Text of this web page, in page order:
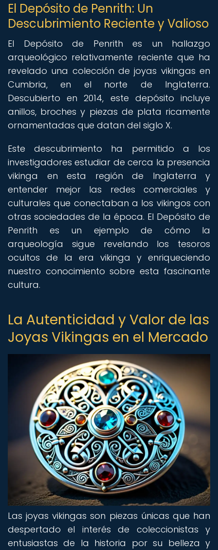
El Depósito de Penrith: Un
Descubrimiento Reciente y Valioso
El Depósito de Penrith es un hallazgo
arqueológico relativamente reciente que ha
revelado una colección de joyas vikingas en
Cumbria, en el norte de Inglaterra.
Descubierto en 2014, este depósito incluye
anillos, broches y piezas de plata ricamente
ornamentadas que datan del siglo X.
Este descubrimiento ha permitido a los
investigadores estudiar de cerca la presencia
vikinga en esta región de Inglaterra y
entender mejor las redes comerciales y
culturales que conectaban a los vikingos con
otras sociedades de la época. El Depósito de
Penrith es un ejemplo de cómo la
arqueología sigue revelando los tesoros
ocultos de la era vikinga y enriqueciendo
nuestro conocimiento sobre esta fascinante
cultura.
La Autenticidad y Valor de las
Joyas Vikingas en el Mercado
Las joyas vikingas son piezas únicas que han
despertado el interés de coleccionistas y
entusiastas de la historia por su belleza y